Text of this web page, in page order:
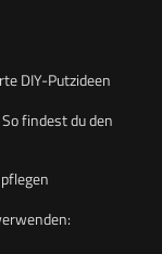
DIY-Putzideen
findest du den